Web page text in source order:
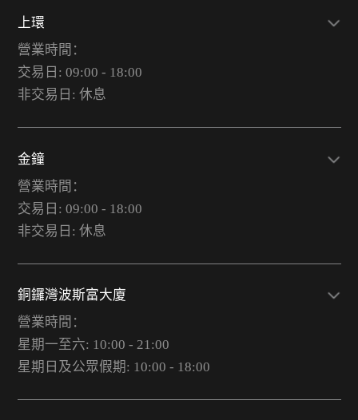
上環
營業時間：
交易日: 09:00 - 18:00
非交易日: 休息
金鐘
營業時間：
交易日: 09:00 - 18:00
非交易日: 休息
銅鑼灣波斯富大廈
營業時間：
星期一至六: 10:00 - 21:00
星期日及公眾假期: 10:00 - 18:00